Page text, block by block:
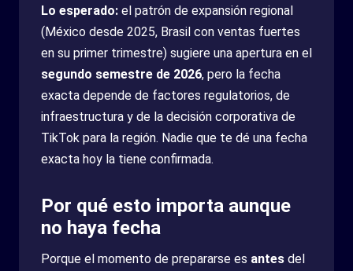
Lo esperado: el patrón de expansión regional
(México desde 2025, Brasil con ventas fuertes
en su primer trimestre) sugiere una apertura en el
segundo semestre de 2026, pero la fecha
exacta depende de factores regulatorios, de
infraestructura y de la decisión corporativa de
TikTok para la región. Nadie que te dé una fecha
exacta hoy la tiene confirmada.
Por qué esto importa aunque
no haya fecha
Porque el momento de prepararse es antes del